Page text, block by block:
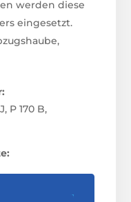
werden diese
eingesetzt.
P 170 B,